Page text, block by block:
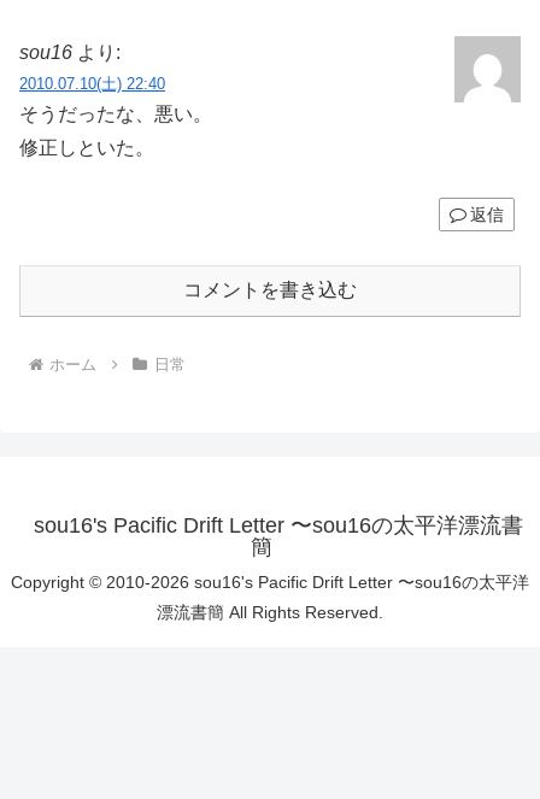
sou16 より:
2010.07.10(土) 22:40
そうだったな、悪い。
修正しといた。
返信
コメントを書き込む
ホーム 日常
sou16's Pacific Drift Letter 〜sou16の太平洋漂流書
簡
Copyright © 2010-2026 sou16's Pacific Drift Letter 〜sou16の太平洋
漂流書簡 All Rights Reserved.